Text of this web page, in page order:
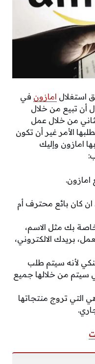
استغلال امازون في
أن تبيع من خلال
من خلال عمل
الأمر غير أن تكون
امازون وإليك
كان بائع محترف أم
بك مثل الاسم،
بريدك الالكتروني،
لأنه سيتم طلب
سيتم من خلالها جميع
التي تروج منتجاتها